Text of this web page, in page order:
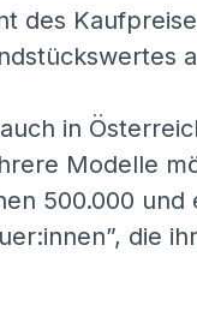
des
in
Modelle
500.000
die